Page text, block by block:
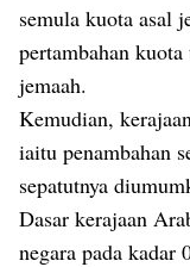
semula kuota asal
pertambahan
jemaah.
Kemudian,
iaitu penambahan
sepatutnya
Dasar kerajaan
negara pada kadar